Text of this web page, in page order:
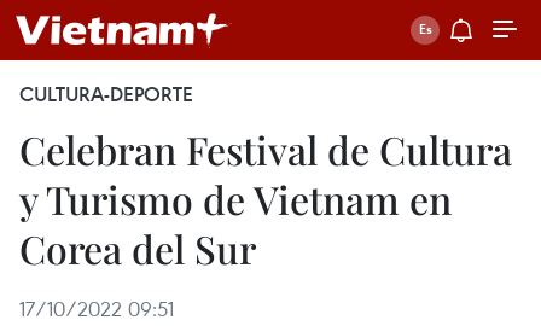
CULTURA-DEPORTE
Celebran Festival de Cultura
y Turismo de Vietnam en
Corea del Sur
17/10/2022 09:51